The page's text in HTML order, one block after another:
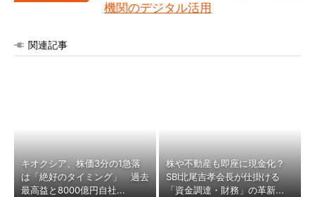
機関のデジタル活用
関連記事
キオクシア、株価3分の1急落
は「絶好のタイミング」 過去
最高益と8000億円自社...
株や不動産も即座に現金化？
SBI北尾吉孝会長が仕掛ける
「資金調達・財務」の革新...